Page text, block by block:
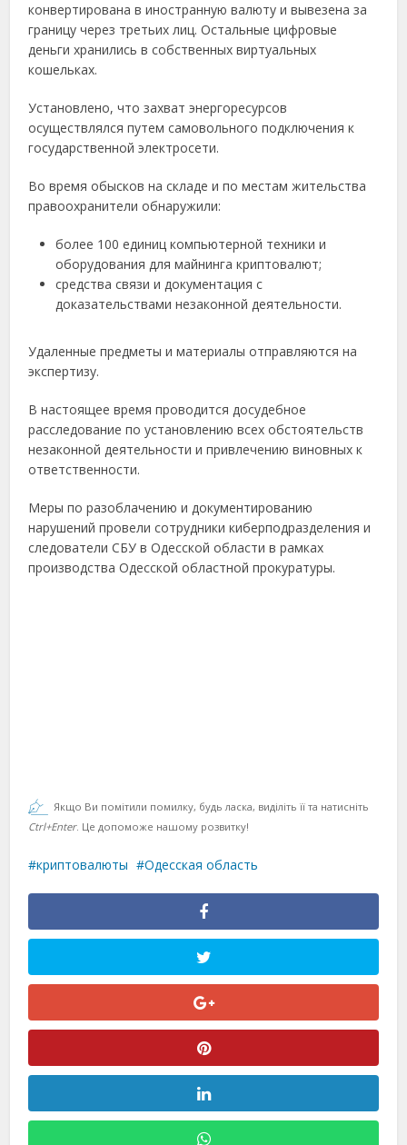
конвертирована в иностранную валюту и вывезена за
границу через третьих лиц. Остальные цифровые
деньги хранились в собственных виртуальных
кошельках.
Установлено, что захват энергоресурсов
осуществлялся путем самовольного подключения к
государственной электросети.
Во время обысков на складе и по местам жительства
правоохранители обнаружили:
более 100 единиц компьютерной техники и
оборудования для майнинга криптовалют;
средства связи и документация с
доказательствами незаконной деятельности.
Удаленные предметы и материалы отправляются на
экспертизу.
В настоящее время проводится досудебное
расследование по установлению всех обстоятельств
незаконной деятельности и привлечению виновных к
ответственности.
Меры по разоблачению и документированию
нарушений провели сотрудники киберподразделения и
следователи СБУ в Одесской области в рамках
производства Одесской областной прокуратуры.
Якщо Ви помітили помилку, будь ласка, виділіть її та натисніть
Ctrl+Enter. Це допоможе нашому розвитку!
криптовалюты Одесская область